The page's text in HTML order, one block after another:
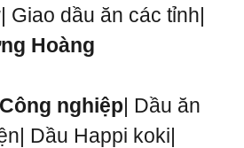
| Giao dầu ăn các tỉnh|
Hoàng
nghiệp| Dầu ăn
Dầu Happi koki|